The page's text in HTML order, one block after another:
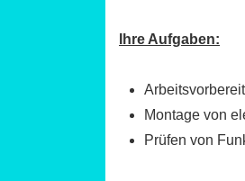
Ihre Aufgaben:
Montage von
Prüfen von